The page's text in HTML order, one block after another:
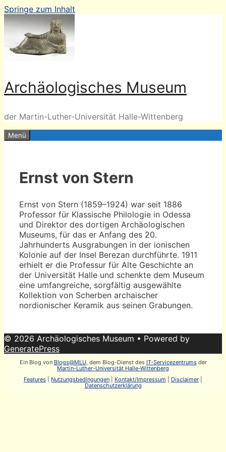
Springe zum Inhalt
Archäologisches Museum
der Martin-Luther-Universität Halle-Wittenberg
Menü
Ernst von Stern
Ernst von Stern (1859–1924) war seit 1886
Professor für Klassische Philologie in Odessa
und Direktor des dortigen Archäologischen
Museums, für das er Anfang des 20.
Jahrhunderts Ausgrabungen in der ionischen
Kolonie auf der Insel Berezan durchführte. 1911
erhielt er die Professur für Alte Geschichte an
der Universität Halle und schenkte dem Museum
eine umfangreiche, sorgfältig ausgewählte
Kollektion von Scherben archaischer
nordionischer Keramik aus seinen Grabungen.
© 2026 Archäologisches Museum • Powered by
GeneratePress
Ein Blog von Blogs@MLU, dem Blog-Dienst des IT-Servicezentrumsder
Martin-Luther-Universität Halle-Wittenberg
Features
Nutzungsbedingungen Kontakt/Impressum Disclaimer
Datenschutzerklärung